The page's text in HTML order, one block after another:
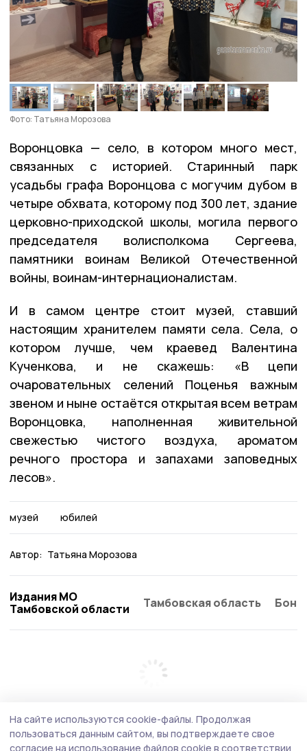
Фото: Татьяна Морозова
Воронцовка — село, в котором много мест,
связанных с историей. Старинный парк
усадьбы графа Воронцова с могучим дубом в
четыре обхвата, которому под 300 лет, здание
церковно-приходской школы, могила первого
председателя волисполкома Сергеева,
памятники воинам Великой Отечественной
войны, воинам-интернационалистам.
И в самом центре стоит музей, ставший
настоящим хранителем памяти села. Села, о
котором лучше, чем краевед Валентина
Кученкова, и не скажешь: «В цепи
очаровательных селений Поценья важным
звеном и ныне остаётся открытая всем ветрам
Воронцовка, наполненная живительной
свежестью чистого воздуха, ароматом
речного простора и запахами заповедных
лесов».
музей юбилей
Автор: Татьяна Морозова
Издания МО
Тамбовской области
Тамбовская область
На сайте используются cookie-файлы. Продолжая
пользоваться данным сайтом, вы подтверждаете свое
согласие на использование файлов cookie в соответствии